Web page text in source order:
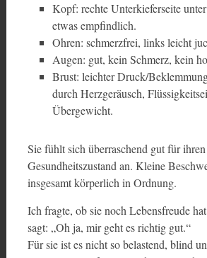
Kopf: rechte Unterkieferseite
etwas empfindlich.
Ohren: schmerzfrei, links leicht
Augen: gut, kein Schmerz, kein
Brust: leichter Druck/
durch Herzgeräusch,
Übergewicht.
Sie fühlt sich überraschend gut für ihren
Gesundheitszustand an. Kleine
insgesamt körperlich in Ordnung.
Ich fragte, ob sie noch Lebensfreude
sagt: „Oh ja, mir geht es richtig gut.“
Für sie ist es nicht so belastend, blind